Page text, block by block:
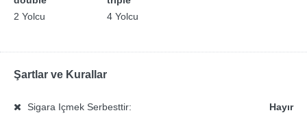
2 Yolcu
4 Yolcu
Şartlar ve Kurallar
Sigara Içmek Serbesttir:
Hayır